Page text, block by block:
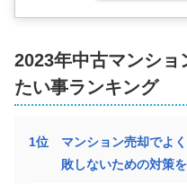
2023年中古マンショ
たい事ランキング
1位
マンション売却でよ
敗しないための対策